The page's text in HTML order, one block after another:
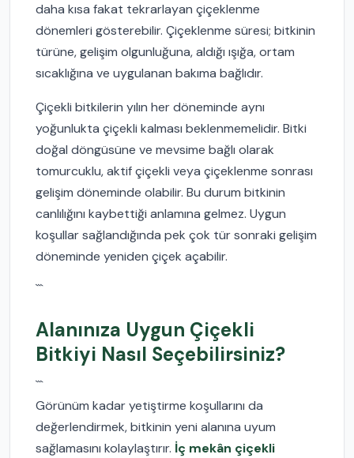
daha kısa fakat tekrarlayan çiçeklenme
dönemleri gösterebilir. Çiçeklenme süresi; bitkinin
türüne, gelişim olgunluğuna, aldığı ışığa, ortam
sıcaklığına ve uygulanan bakıma bağlıdır.
Çiçekli bitkilerin yılın her döneminde aynı
yoğunlukta çiçekli kalması beklenmemelidir. Bitki
doğal döngüsüne ve mevsime bağlı olarak
tomurcuklu, aktif çiçekli veya çiçeklenme sonrası
gelişim döneminde olabilir. Bu durum bitkinin
canlılığını kaybettiği anlamına gelmez. Uygun
koşullar sağlandığında pek çok tür sonraki gelişim
döneminde yeniden çiçek açabilir.
```
Alanınıza Uygun Çiçekli
Bitkiyi Nasıl Seçebilirsiniz?
```
Görünüm kadar yetiştirme koşullarını da
değerlendirmek, bitkinin yeni alanına uyum
sağlamasını kolaylaştırır. İç mekân çiçekli